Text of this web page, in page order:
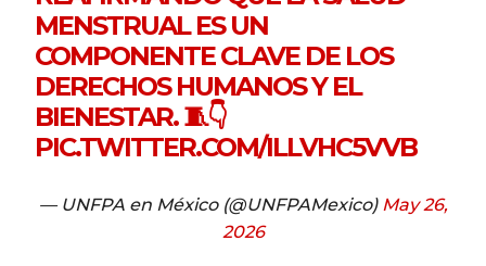
MENSTRUAL ES UN
COMPONENTE CLAVE DE LOS
DERECHOS HUMANOS Y EL
BIENESTAR. 🧵👇
PIC.TWITTER.COM/ILLVHC5VVB
— UNFPA en México (@UNFPAMexico) May 26,
2026